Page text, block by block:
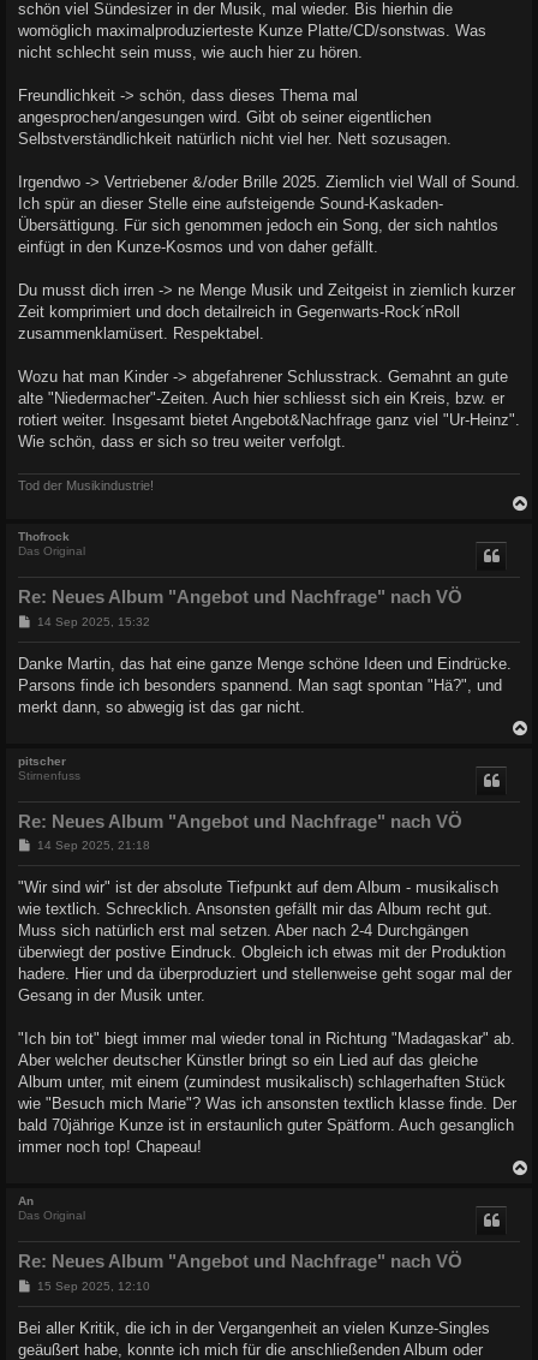
schön viel Sündesizer in der Musik, mal wieder. Bis hierhin die
womöglich maximalproduzierteste Kunze Platte/CD/sonstwas. Was
nicht schlecht sein muss, wie auch hier zu hören.
Freundlichkeit -> schön, dass dieses Thema mal
angesprochen/angesungen wird. Gibt ob seiner eigentlichen
Selbstverständlichkeit natürlich nicht viel her. Nett sozusagen.
Irgendwo -> Vertriebener &/oder Brille 2025. Ziemlich viel Wall of Sound.
Ich spür an dieser Stelle eine aufsteigende Sound-Kaskaden-
Übersättigung. Für sich genommen jedoch ein Song, der sich nahtlos
einfügt in den Kunze-Kosmos und von daher gefällt.
Du musst dich irren -> ne Menge Musik und Zeitgeist in ziemlich kurzer
Zeit komprimiert und doch detailreich in Gegenwarts-Rock´nRoll
zusammenklamüsert. Respektabel.
Wozu hat man Kinder -> abgefahrener Schlusstrack. Gemahnt an gute
alte "Niedermacher"-Zeiten. Auch hier schliesst sich ein Kreis, bzw. er
rotiert weiter. Insgesamt bietet Angebot&Nachfrage ganz viel "Ur-Heinz".
Wie schön, dass er sich so treu weiter verfolgt.
Tod der Musikindustrie!
Thofrock
Das Original
Re: Neues Album "Angebot und Nachfrage" nach VÖ
B
t
r
g
14 Sep 2025, 15:32
Danke Martin, das hat eine ganze Menge schöne Ideen und Eindrücke.
Parsons finde ich besonders spannend. Man sagt spontan "Hä?", und
merkt dann, so abwegig ist das gar nicht.
pitscher
Stirnenfuss
Re: Neues Album "Angebot und Nachfrage" nach VÖ
B
t
r
g
14 Sep 2025, 21:18
"Wir sind wir" ist der absolute Tiefpunkt auf dem Album - musikalisch
wie textlich. Schrecklich. Ansonsten gefällt mir das Album recht gut.
Muss sich natürlich erst mal setzen. Aber nach 2-4 Durchgängen
überwiegt der postive Eindruck. Obgleich ich etwas mit der Produktion
hadere. Hier und da überproduziert und stellenweise geht sogar mal der
Gesang in der Musik unter.
"Ich bin tot" biegt immer mal wieder tonal in Richtung "Madagaskar" ab.
Aber welcher deutscher Künstler bringt so ein Lied auf das gleiche
Album unter, mit einem (zumindest musikalisch) schlagerhaften Stück
wie "Besuch mich Marie"? Was ich ansonsten textlich klasse finde. Der
bald 70jährige Kunze ist in erstaunlich guter Spätform. Auch gesanglich
immer noch top! Chapeau!
An
Das Original
Re: Neues Album "Angebot und Nachfrage" nach VÖ
B
t
r
15 Sep 2025, 12:10
Bei aller Kritik, die ich in der Vergangenheit an vielen Kunze-Singles
geäußert habe, konnte ich mich für die anschließenden Album oder